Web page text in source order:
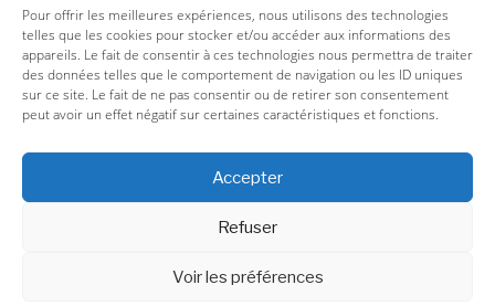
Pour offrir les meilleures expériences, nous utilisons des technologies
telles que les cookies pour stocker et/ou accéder aux informations des
appareils. Le fait de consentir à ces technologies nous permettra de traiter
des données telles que le comportement de navigation ou les ID uniques
sur ce site. Le fait de ne pas consentir ou de retirer son consentement
peut avoir un effet négatif sur certaines caractéristiques et fonctions.
Accepter
Refuser
Voir les préférences
Dévastée
CGU/CGV TERMS & CONDITIONS